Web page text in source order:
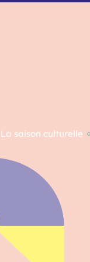
La saison culturelle